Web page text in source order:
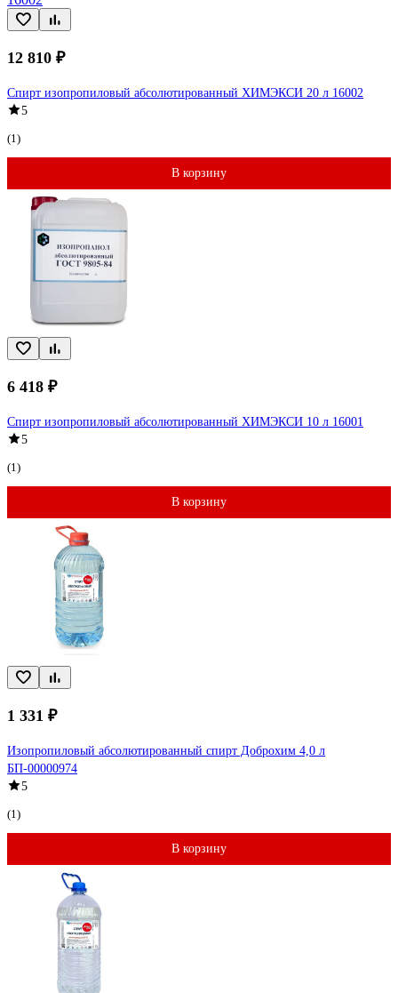
12 810 ₽
Спирт изопропиловый абсолютированный ХИМЭКСИ 20 л 16002
5
(1)
В корзину
6 418 ₽
Спирт изопропиловый абсолютированный ХИМЭКСИ 10 л 16001
5
(1)
В корзину
1 331 ₽
Изопропиловый абсолютированный спирт Доброхим 4,0 л
БП-00000974
5
(1)
В корзину